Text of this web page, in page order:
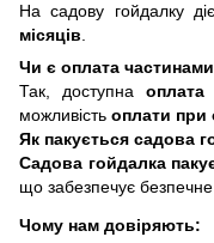
На садову гойдалку
місяців.
Чи є оплата
Так, доступна оплата
можливість оплати при
Як пакується садова
Садова гойдалка
що забезпечує
Чому нам довіряють: